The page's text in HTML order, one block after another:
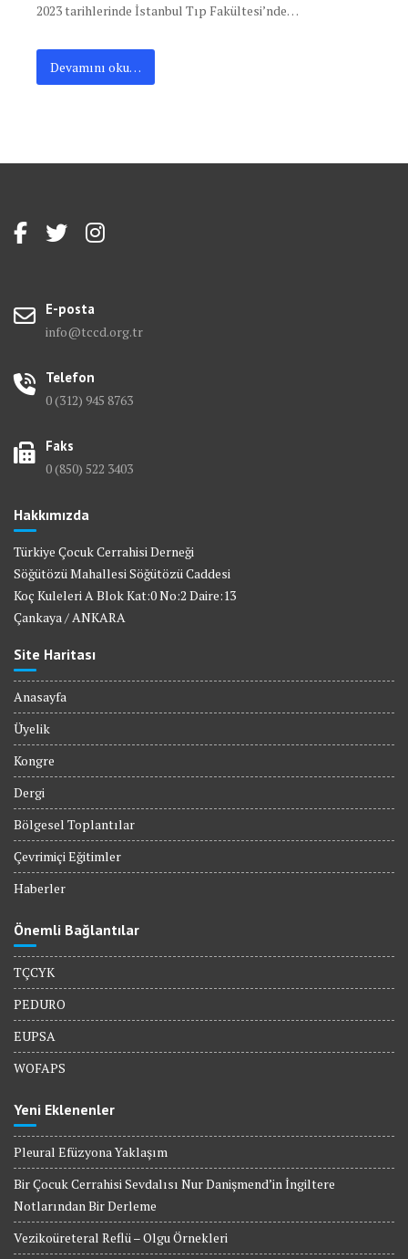
2023 tarihlerinde İstanbul Tıp Fakültesi’nde…
Devamını oku…
E-posta
info@tccd.org.tr
Telefon
0 (312) 945 8763
Faks
0 (850) 522 3403
Hakkımızda
Türkiye Çocuk Cerrahisi Derneği
Söğütözü Mahallesi Söğütözü Caddesi
Koç Kuleleri A Blok Kat:0 No:2 Daire:13
Çankaya / ANKARA
Site Haritası
Anasayfa
Üyelik
Kongre
Dergi
Bölgesel Toplantılar
Çevrimiçi Eğitimler
Haberler
Önemli Bağlantılar
TÇCYK
PEDURO
EUPSA
WOFAPS
Yeni Eklenenler
Pleural Efüzyona Yaklaşım
Bir Çocuk Cerrahisi Sevdalısı Nur Danişmend’in İngiltere
Notlarından Bir Derleme
Vezikoüreteral Reflü – Olgu Örnekleri